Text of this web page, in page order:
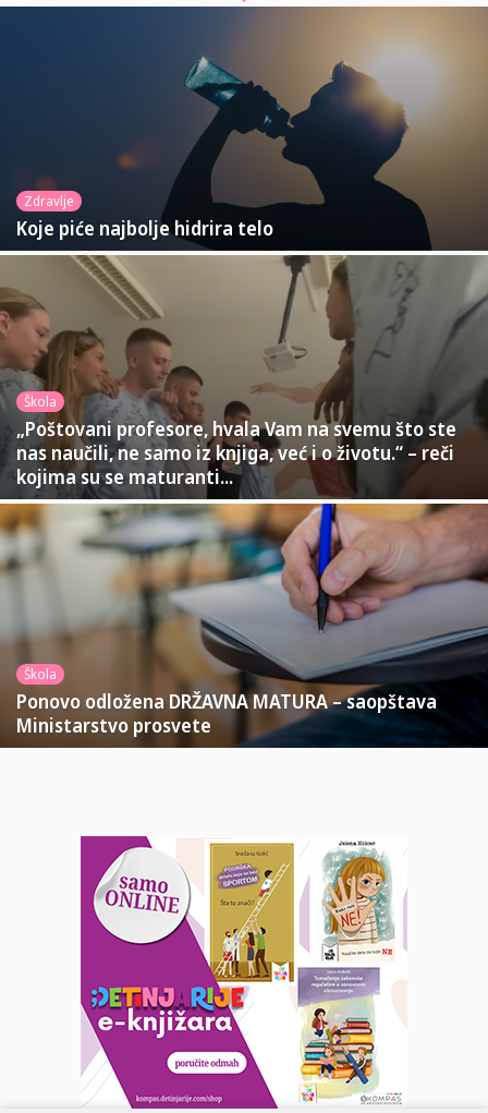
Zdravlje
Koje piće najbolje hidrira telo
Škola
„Poštovani profesore, hvala Vam na svemu što ste
nas naučili, ne samo iz knjiga, već i o životu.“ – reči
kojima su se maturanti...
Škola
Ponovo odložena DRŽAVNA MATURA – saopštava
Ministarstvo prosvete